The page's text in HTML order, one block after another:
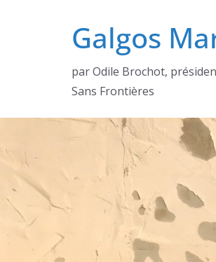
Galgos
par Odile Brochot,
Sans Frontières